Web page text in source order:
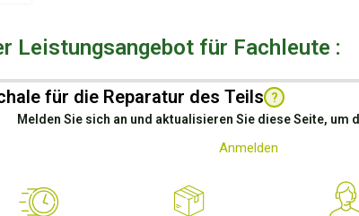
Leistungsangebot für Fachleute :
für die Reparatur des Teils ?
Melden Sie sich an und aktualisieren Sie diese Seite, um
Anmelden